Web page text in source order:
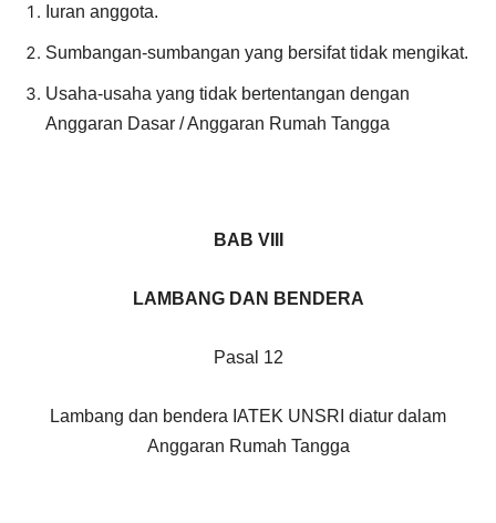
Iuran anggota.
Sumbangan-sumbangan yang bersifat tidak mengikat.
Usaha-usaha yang tidak bertentangan dengan
Anggaran Dasar / Anggaran Rumah Tangga
BAB VI
LAMBANG DAN BENDERA
Pasal 12
Lambang dan bendera IATEK UNSRI diatur dalam
Anggaran Rumah Tangga